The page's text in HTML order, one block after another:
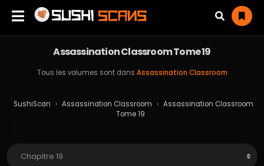
Assassination Classroom Tome 19
Tous les volumes sont dans Assassination Classroom
SushiScan › Assassination Classroom › Assassination Classroom
Tome 19